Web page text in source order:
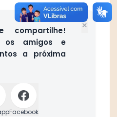
×
compartilhe!
os amigos e
a próxima
Facebook